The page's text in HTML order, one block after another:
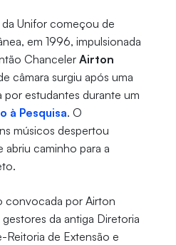
Unifor começou de
em 1996, impulsionada
Chanceler Airton
câmara surgiu após uma
por estudantes durante um
à Pesquisa. O
músicos despertou
abriu caminho para a
convocada por Airton
da antiga Diretoria
Reitoria de Extensão e